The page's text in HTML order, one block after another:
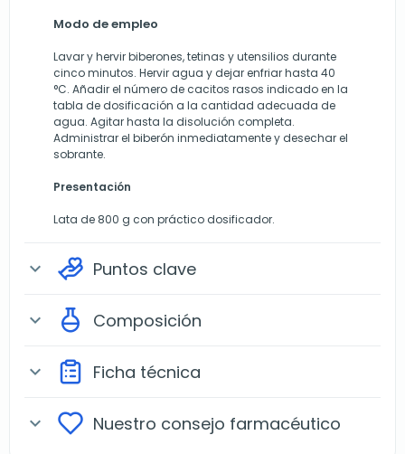
Modo de empleo
Lavar y hervir biberones, tetinas y utensilios durante
cinco minutos. Hervir agua y dejar enfriar hasta 40
°C. Añadir el número de cacitos rasos indicado en la
tabla de dosificación a la cantidad adecuada de
agua. Agitar hasta la disolución completa.
Administrar el biberón inmediatamente y desechar el
sobrante.
Presentación
Lata de 800 g con práctico dosificador.
expand_more Puntos clave
expand_more Composición
expand_more Ficha técnica
expand_more Nuestro consejo farmacéutico